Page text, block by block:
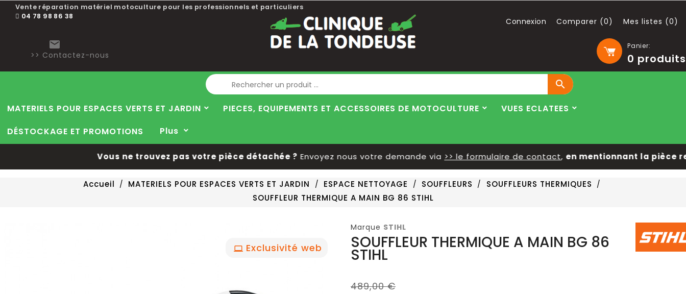
Vente réparation matériel motoculture pour les professionnels et particuliers
04 78 98 86 38
Panier:
0 produits

>> Contactez-nous
Connexion Comparer (0) Mes listes (0)
Blog

MATERIELS POUR ESPACES VERTS ET JARDIN PIECES, EQUIPEMENTS ET ACCESSOIRES DE MOTOCULTURE
VUES ECLATEES
DÉSTOCKAGE ET PROMOTIONS
Plus
Vous ne trouvez pas votre pièce détachée ?Envoyez nous votre demande via>> le formulaire de contact,en mentionnant la pièce
Accueil MATERIELS POUR ESPACES VERTS ET JARDIN ESPACE NETTOYAGE SOUFFLEURS
SOUFFLEURS THERMIQUES
SOUFFLEUR THERMIQUE A MAIN BG 86 STIHL
Exclusivité web
Marque STIHL
SOUFFLEUR THERMIQUE A MAIN BG 86
STIHL
489,00 €